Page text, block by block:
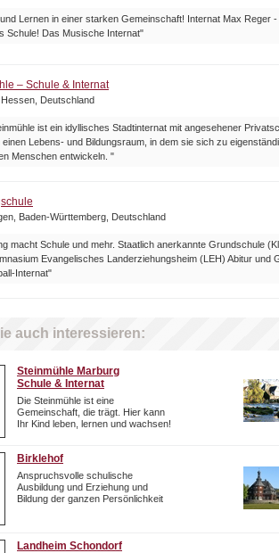
Lernen in einer starken Gemeinschaft! Internat Max Reger
Schule! Das Musische Internat"
– Schule & Internat
Deutschland
ist ein idyllisches Stadtinternat mit angesehener
einen Lebens- und Bildungsraum, in dem sie sich zu
Menschen entwickeln. "
Baden-Württemberg, Deutschland
macht Schule und mehr. Staatlich anerkannte Grundschule
Evangelisches Landerziehungsheim (LEH) Abitur und
Internat"
auch interessieren:
Steinmühle Marburg
Schule & Internat
Die Steinmühle ist eine
Gemeinschaft, die trägt. Hier kann
Ihr Kind leben, lernen und wachsen!
Birklehof
Anspruchsvolle schulische
Ausbildung und Erziehung und
Bildung der ganzen Persönlichkeit
Landheim Schondorf